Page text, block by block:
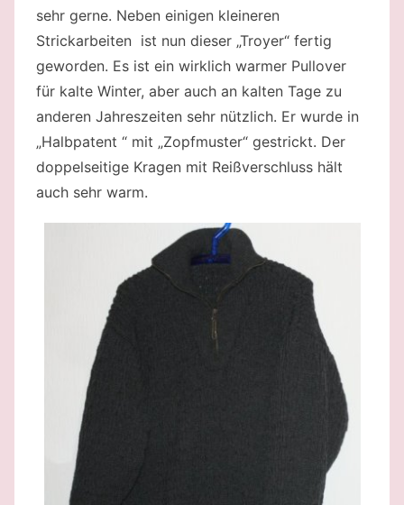
sehr gerne. Neben einigen kleineren
Strickarbeiten ist nun dieser „Troyer“ fertig
geworden. Es ist ein wirklich warmer Pullover
für kalte Winter, aber auch an kalten Tage zu
anderen Jahreszeiten sehr nützlich. Er wurde in
„Halbpatent “ mit „Zopfmuster“ gestrickt. Der
doppelseitige Kragen mit Reißverschluss hält
auch sehr warm.